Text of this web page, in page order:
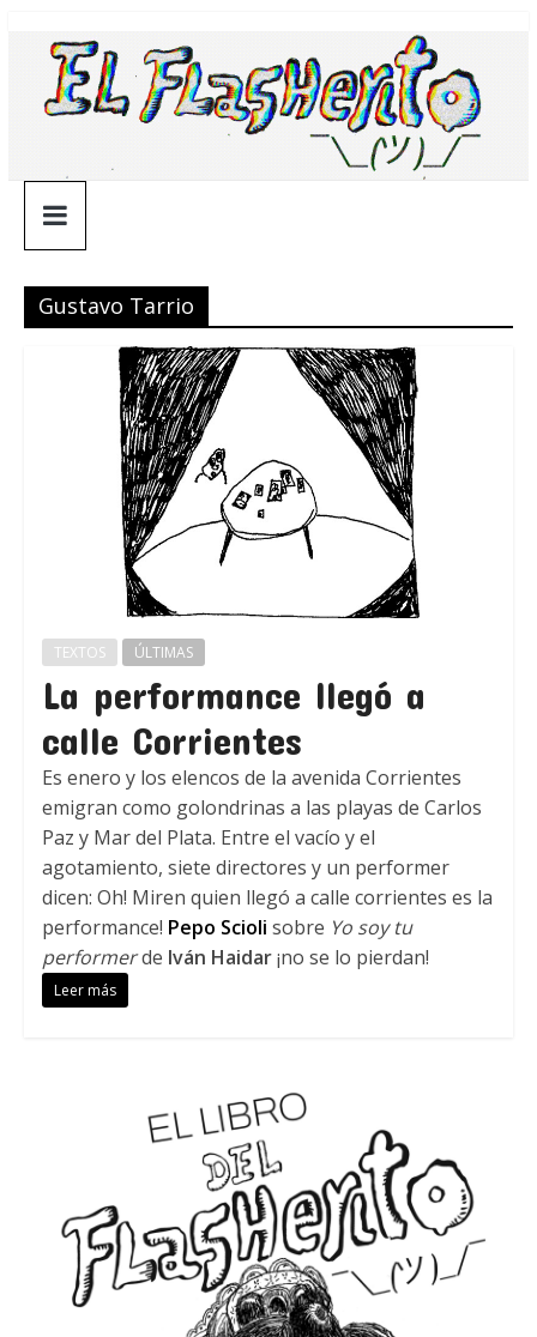
contenido
¯\_(ツ)_/
¯
Gustavo Tarrio
TEXTOS ÚLTIMAS
La performance llegó a
calle Corrientes
Es enero y los elencos de la avenida Corrientes
emigran como golondrinas a las playas de Carlos
Paz y Mar del Plata. Entre el vacío y el
agotamiento, siete directores y un performer
dicen: Oh! Miren quien llegó a calle corrientes es la
performance! Pepo Scioli sobre Yo soy tu
performerde Iván Haidar¡no se lo pierdan!
Leer más